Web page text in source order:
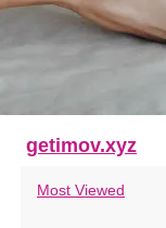
getimov.xyz
Most Viewed